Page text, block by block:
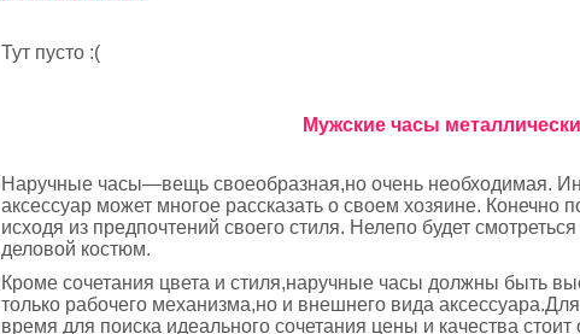
Тут пусто :(
Мужские часы
Наручные часы—вещь своеобразная,но очень необходимая.
аксессуар может многое рассказать о своем хозяине. Конечно
исходя из предпочтений своего стиля. Нелепо будет
деловой костюм.
Кроме сочетания цвета и стиля,наручные часы должны быть
только рабочего механизма,но и внешнего вида
время для поиска идеального сочетания цены и качества